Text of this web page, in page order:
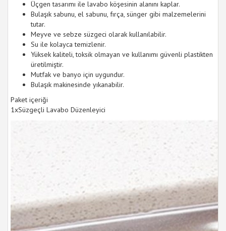
Üçgen tasarımı ile lavabo köşesinin alanını kaplar.
Bulaşık sabunu, el sabunu, fırça, sünger gibi malzemelerini
tutar.
Meyve ve sebze süzgeci olarak kullanılabilir.
Su ile kolayca temizlenir.
Yüksek kaliteli, toksik olmayan ve kullanımı güvenli plastikten
üretilmiştir.
Mutfak ve banyo için uygundur.
Bulaşık makinesinde yıkanabilir.
Paket içeriği
1xSüzgeçli Lavabo Düzenleyici